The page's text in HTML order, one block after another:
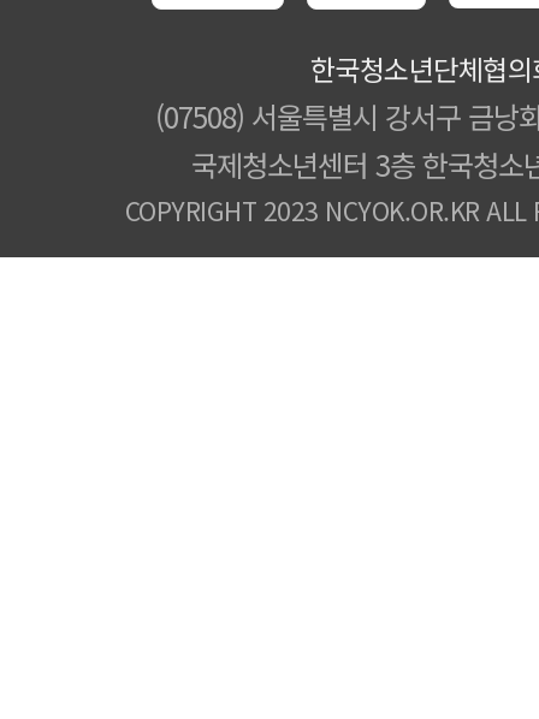
한국청소년단체협
(07508) 서울특별시 강서구 금낭
국제청소년센터 3층 한국청소
COPYRIGHT 2023 NCYOK.OR.KR ALL